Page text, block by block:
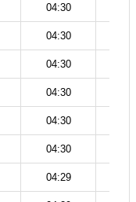
04:30
04:30
04:30
04:30
04:30
04:30
04:29